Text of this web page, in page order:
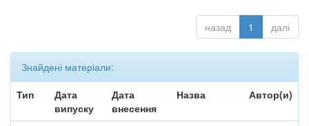
назад 1 далі
Знайдені матеріали:
Тип
Дата
випуску
Дата
внесення
Назва Автор(и)